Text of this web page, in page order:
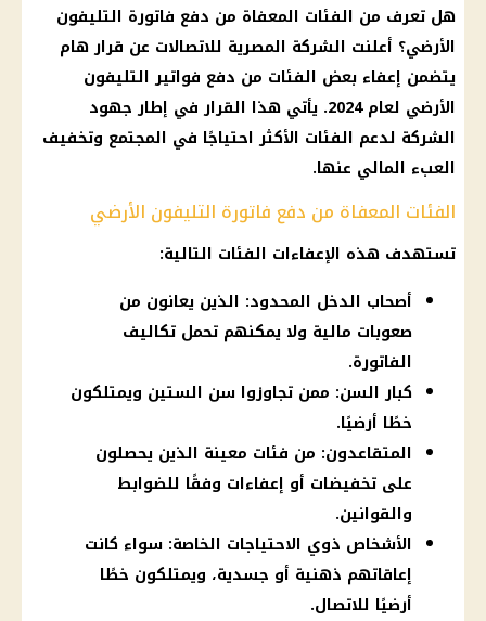
هل تعرف من الفئات المعفاة من دفع فاتورة التليفون
الأرضي؟ أعلنت الشركة المصرية للاتصالات عن قرارهام
يتضمن إعفاء بعض الفئات من دفع فواتير التليفون
الأرضي لعام 2024. يأتي هذا القرارفي إطار جهود
الشركة لدعم الفئات الأكثر احتياجًا في المجتمع وتخفيف
العبء المالي عنها.
الفئات المعفاة من دفع فاتورة التليفون الأرضي
تستهدف هذه الإعفاءات الفئات التالية:
أصحاب الدخل المحدود: الذين يعانون من
صعوبات مالية ولا يمكنهم تحمل تكاليف
الفاتورة.
كبار السن: ممن تجاوزوا سن الستين ويمتلكون
خطًا أرضيًا.
المتقاعدون: من فئات معينة الذين يحصلون
على تخفيضات أو إعفاءات وفقًا للضوابط
والقوانين.
الأشخاص ذوي الاحتياجات الخاصة: سواء كانت
إعاقاتهم ذهنية أو جسدية، ويمتلكون خطًا
أرضيًا للاتصال.